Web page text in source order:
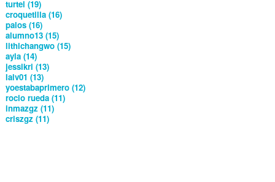
turtel (19)
croquetilla (16)
palos (16)
alumno13 (15)
lithichangwo (15)
ayla (14)
jessikri (13)
lalv01 (13)
yoestabaprimero (12)
rocio rueda (11)
inmazgz (11)
criszgz (11)